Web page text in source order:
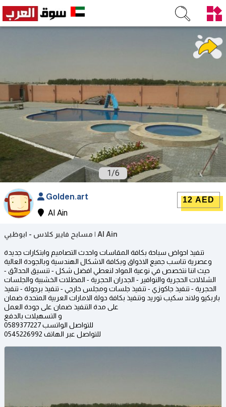
1/6
Golden.art
Al Ain
12 AED
مسابح فايبر كلاس - ابوظبي | Al Ain
تنفيذ احواض سباحة بكافة المقاسات واحدث التصاميم وابتكارات جديدة
وعصرية تناسب جميع الاذواق وبكافة الاشكال الهندسية وبالجودة العالية
حيث اننا نتخصص في نوعية المواد لنعطي افضل شكل - تنسيق الحدائق -
الشلالات الحجرية والنوافير - الجدران الحجرية - المظلات الخشبية والجلسات
الحجرية - تنفيذ جاكوزي - تنفيذ جلسات ومجلس خارجي - تنفيذ برجولة - تنفيذ
باربكيو ولاند سكيب توريد وتنفيذ بكافة دولة الامارات العربية المتحدة ضمان
على مدة التنفيذ ضمان على جودة العمل
و التسهيلات بالدفع
للتواصل الواتسب 0589377227
للتواصل عبر الهاتف 0545226992